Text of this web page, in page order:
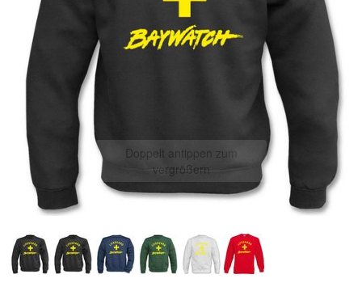
Doppelt antippen zum
vergrößern